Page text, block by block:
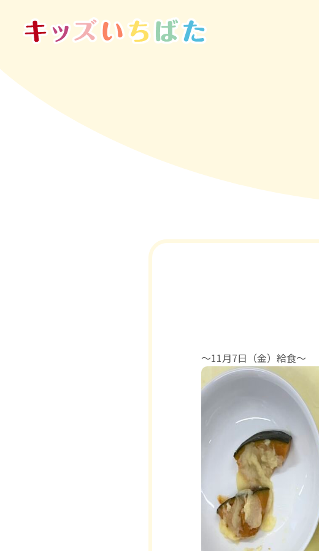
〜11月7日（金）給食〜